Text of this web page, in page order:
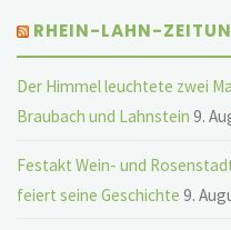
RHEIN-LAHN-
Der Himmel leuchtete zwei
Braubach und Lahnstein 9.
Festakt Wein- und
feiert seine Geschichte 9.